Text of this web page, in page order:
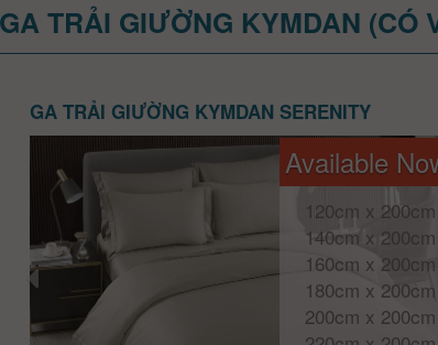
TRẢI GIƯỜNG KYMDAN (CÓ
GA TRẢI GIƯỜNG KYMDAN SERENITY
Available
120cm x 200cm
140cm x 200cm
160cm x 200cm
180cm x 200cm
200cm x 200cm